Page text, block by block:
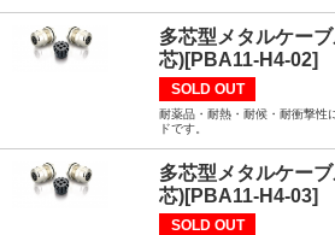
多芯型メタルケー
芯)[PBA11-H4-02]
SOLD OUT
耐薬品・耐熱・耐候・耐衝撃性
ドです。
多芯型メタルケー
芯)[PBA11-H4-03]
SOLD OUT